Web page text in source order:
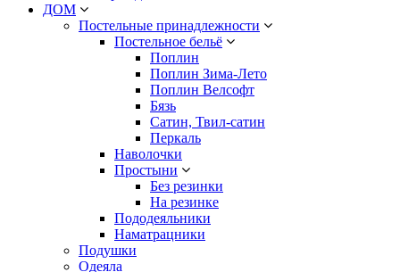
ДОМ
Постельные принадлежности
Постельное бельё
Поплин
Поплин Зима-Лето
Поплин Велсофт
Бязь
Сатин, Твил-сатин
Перкаль
Наволочки
Простыни
Без резинки
На резинке
Пододеяльники
Наматрацники
Подушки
Одеяла